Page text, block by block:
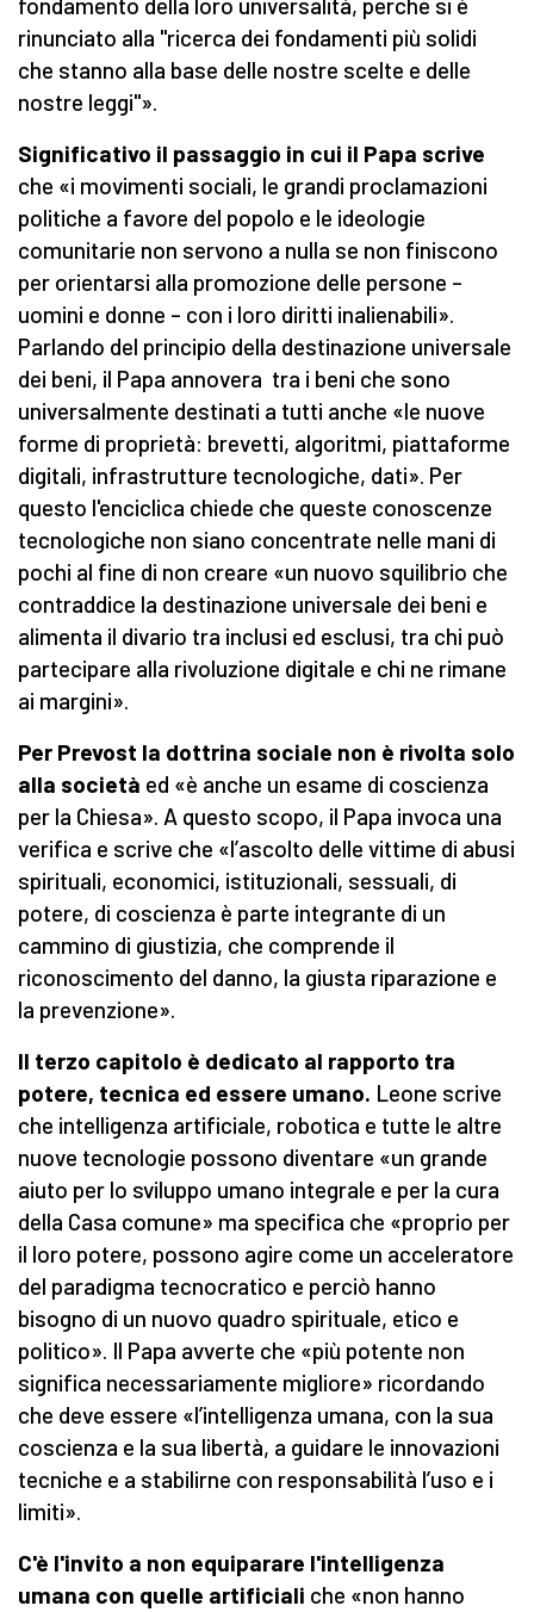
fondamento della loro universalità, perché si è
rinunciato alla "ricerca dei fondamenti più solidi
che stanno alla base delle nostre scelte e delle
nostre leggi"».
Significativo il passaggio in cui il Papa scrive
che «i movimenti sociali, le grandi proclamazioni
politiche a favore del popolo e le ideologie
comunitarie non servono a nulla se non finiscono
per orientarsi alla promozione delle persone –
uomini e donne – con i loro diritti inalienabili».
Parlando del principio della destinazione universale
dei beni, il Papa annovera tra i beni che sono
universalmente destinati a tutti anche «le nuove
forme di proprietà: brevetti, algoritmi, piattaforme
digitali, infrastrutture tecnologiche, dati». Per
questo l'enciclica chiede che queste conoscenze
tecnologiche non siano concentrate nelle mani di
pochi al fine di non creare «un nuovo squilibrio che
contraddice la destinazione universale dei beni e
alimenta il divario tra inclusi ed esclusi, tra chi può
partecipare alla rivoluzione digitale e chi ne rimane
ai margini».
Per Prevost la dottrina sociale non è rivolta solo
alla società ed «è anche un esame di coscienza
per la Chiesa». A questo scopo, il Papa invoca una
verifica e scrive che «l’ascolto delle vittime di abusi
spirituali, economici, istituzionali, sessuali, di
potere, di coscienza è parte integrante di un
cammino di giustizia, che comprende il
riconoscimento del danno, la giusta riparazione e
la prevenzione».
Il terzo capitolo è dedicato al rapporto tra
potere, tecnica ed essere umano. Leone scrive
che intelligenza artificiale, robotica e tutte le altre
nuove tecnologie possono diventare «un grande
aiuto per lo sviluppo umano integrale e per la cura
della Casa comune» ma specifica che «proprio per
il loro potere, possono agire come un acceleratore
del paradigma tecnocratico e perciò hanno
bisogno di un nuovo quadro spirituale, etico e
politico». Il Papa avverte che «più potente non
significa necessariamente migliore» ricordando
che deve essere «l’intelligenza umana, con la sua
coscienza e la sua libertà, a guidare le innovazioni
tecniche e a stabilirne con responsabilità l’uso e i
limiti».
C'è l'invito a non equiparare l'intelligenza
umana con quelle artificiali che «non hanno